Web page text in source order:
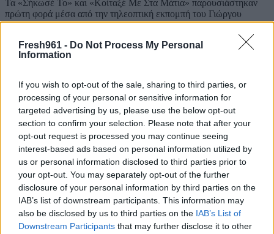
Fresh961 - Do Not Process My Personal
Information
If you wish to opt-out of the sale, sharing to third parties, or
processing of your personal or sensitive information for
targeted advertising by us, please use the below opt-out
section to confirm your selection. Please note that after your
opt-out request is processed you may continue seeing
interest-based ads based on personal information utilized by
us or personal information disclosed to third parties prior to
your opt-out. You may separately opt-out of the further
disclosure of your personal information by third parties on the
IAB’s list of downstream participants. This information may
also be disclosed by us to third parties on the IAB’s List of
Downstream Participants that may further disclose it to other
Τα «Σήκωσέ Το» και «Κοίταξέ Με Στα Μάτια» παρουσιάστηκαν
πρώτη φορά μέσα από την τηλεοπτική εκπομπή του Γιώργου
Θεοφάνους «Ένα Τραγούδι Ακόμα», το βράδυ της Παρασκευής 8
πρωταγωνίστρια την Πίτσα Παπαδοπούλου και αμέσως γοήτευσαν
το κοινό.